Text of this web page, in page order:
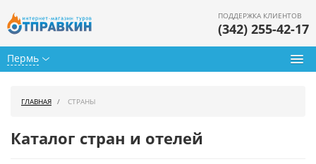
Пермь
ПОДДЕРЖКА КЛИЕНТОВ
(342) 255-42-17
ГЛАВНАЯ СТРАНЫ
Каталог стран и отелей